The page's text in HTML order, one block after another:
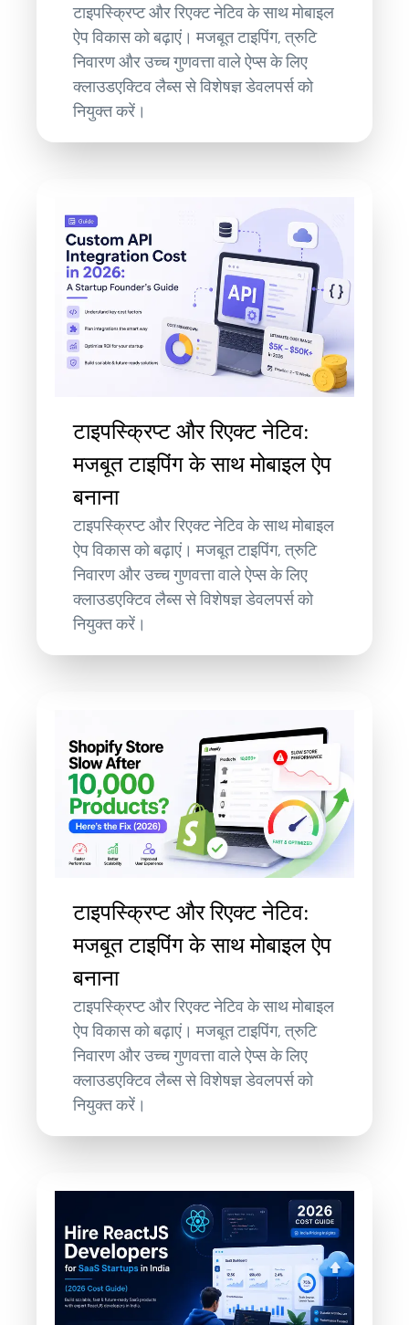
टाइपस्क्रिप्ट और रिएक्ट नेटिव के साथ मोबाइल
ऐप विकास को बढ़ाएं। मजबूत टाइपिंग, त्रुटि
निवारण और उच्च गुणवत्ता वाले ऐप्स के लिए
क्लाउडएक्टिव लैब्स से विशेषज्ञ डेवलपर्स को
नियुक्त करें।
टाइपस्क्रिप्ट और रिएक्ट नेटिव:
मजबूत टाइपिंग के साथ मोबाइल ऐप
बनाना
टाइपस्क्रिप्ट और रिएक्ट नेटिव के साथ मोबाइल
ऐप विकास को बढ़ाएं। मजबूत टाइपिंग, त्रुटि
निवारण और उच्च गुणवत्ता वाले ऐप्स के लिए
क्लाउडएक्टिव लैब्स से विशेषज्ञ डेवलपर्स को
नियुक्त करें।
टाइपस्क्रिप्ट और रिएक्ट नेटिव:
मजबूत टाइपिंग के साथ मोबाइल ऐप
बनाना
टाइपस्क्रिप्ट और रिएक्ट नेटिव के साथ मोबाइल
ऐप विकास को बढ़ाएं। मजबूत टाइपिंग, त्रुटि
निवारण और उच्च गुणवत्ता वाले ऐप्स के लिए
क्लाउडएक्टिव लैब्स से विशेषज्ञ डेवलपर्स को
नियुक्त करें।